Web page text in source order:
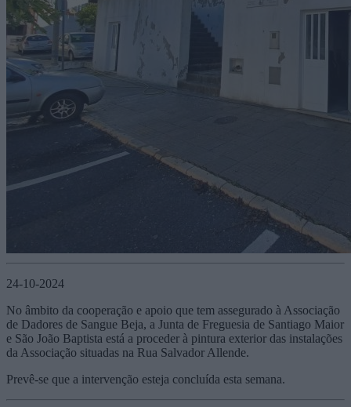
24-10-2024
No âmbito da cooperação e apoio que tem assegurado à Associação
de Dadores de Sangue Beja, a Junta de Freguesia de Santiago Maior
e São João Baptista está a proceder à pintura exterior das instalações
da Associação situadas na Rua Salvador Allende.
Prevê-se que a intervenção esteja concluída esta semana.